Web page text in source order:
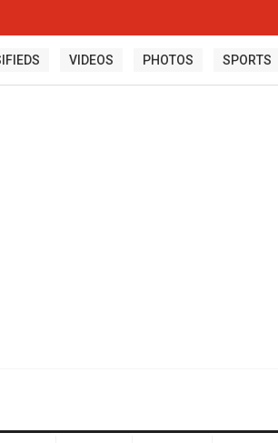
VIDEOS PHOTOS SPORTS